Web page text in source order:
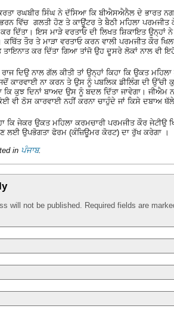
ਰਘਬੀਰ ਸਿੰਘ ਨੇ ਦੱਸਿਆ ਕਿ ਬੀਐਸਐਨੈਲ ਦੇ ਭਾਰਤ
ਵਿੱਚ ਗਲਤੀ ਹੋਣ ਤੇ ਕਾਊਂਟਰ ਤੇ ਬੈਠੀ ਮਹਿਲਾ ਪਰਮਜੀਤ
ਦਿੱਤਾ। ਇਸ ਮਾੜੇ ਵਰਤਾਓ ਦੀ ਲਿਖਤ ਸ਼ਿਕਾਇਤ ਉਨ੍ਹਾਂ ਨੇ
ਕਥਿੱਤ ਤੌਰ ਤੇ ਮਾੜਾ ਵਰਤਾਓ ਕਰਨ ਵਾਲੀ ਪਰਮਜੀਤ ਕੌਰ
ਤਾਇਨਾਤ ਕਰ ਦਿੱਤਾ ਗਿਆ ਤਾਂਜੋ ਉਹ ਦੂਸਰੇ ਲੋਕਾਂ ਨਾਲ ਵੀ
ਦਿਉ ਨਾਲ ਗੱਲ ਕੀਤੀ ਤਾਂ ਉਨ੍ਹਾਂ ਕਿਹਾ ਕਿ ਉਕਤ
ਕਾਰਵਾਈ ਨਾ ਕਰਨ ਤੇ ਉਸ ਨੂੰ ਪਬਲਿਕ ਡੀਲਿੰਗ ਦੀ ਉੱਚੀ
ਕਿ ਕੁਝ ਦਿਨਾਂ ਬਾਅਦ ਉਸ ਨੂੰ ਬਦਲ ਦਿੱਤਾ ਜਾਵੇਗਾ।
ਵੀ ਠੋਸ ਕਾਰਵਾਈ ਨਹੀਂ ਕਰਨਾ ਚਾਹੁੰਦੇ ਜਾਂ ਕਿਸੇ ਦਬਾਅ
ਕਿ ਜੇਕਰ ਉਕਤ ਮਹਿਲਾ ਕਰਮਚਾਰੀ ਪਰਮਜੀਤ ਕੌਰ ਜੇਟੀਉ
ਲਈ ਉਪਭੋਗਤਾ ਫੋਰਮ (ਕੰਜ਼ਿਊਮਰ ਕੋਰਟ) ਦਾ ਰੁੱਖ ਕਰੇਗਾ ।
in ਪੰਜਾਬ.
will not be published. Required fields are